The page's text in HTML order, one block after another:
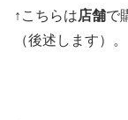
↑こちらは店舗で
（後述します）。